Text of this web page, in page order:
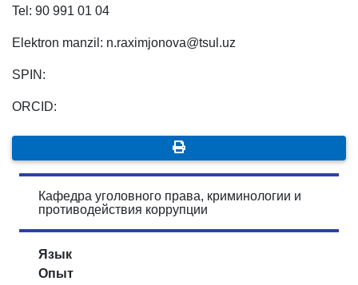
Tel: 90 991 01 04
Elektron manzil: n.raximjonova@tsul.uz
SPIN:
ORCID:
Кафедра уголовного права, криминологии и
противодействия коррупции
Язык
Опыт